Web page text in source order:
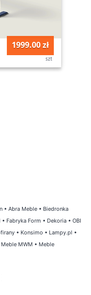
1999.00 zł
szt
• Abra Meble • Biedronka
• Fabryka Form • Dekoria • OBI
• Konsimo • Lampy.pl •
Meble MWM • Meble